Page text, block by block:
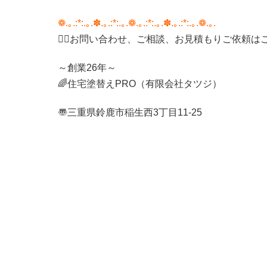
❁.｡.:*:.｡.✽.｡.:*:.｡.❁.｡.:*:.｡.✽.｡.:*:.｡.❁.｡.
💁‍♀️お問い合わせ、ご相談、お見積もりご依頼は
～創業26年～
🌈住宅塗替え PRO（有限会社タツジ）
〠三重県鈴鹿市稲生西3丁目 11-25